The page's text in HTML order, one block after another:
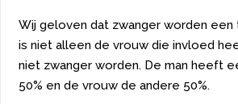
Wij geloven dat zwanger worden
is niet alleen de vrouw die invloed
niet zwanger worden. De man heeft
50% en de vrouw de andere 50%.